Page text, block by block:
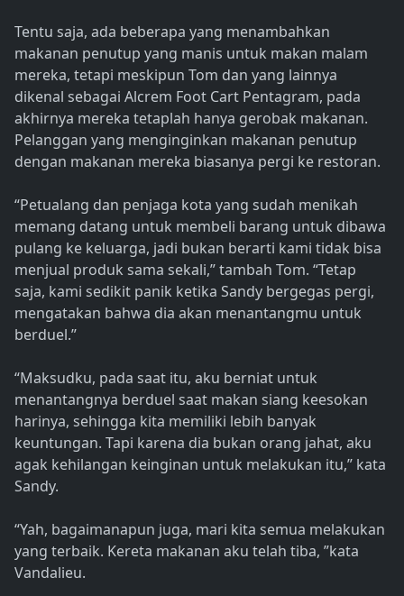
Tentu saja, ada beberapa yang menambahkan
makanan penutup yang manis untuk makan malam
mereka, tetapi meskipun Tom dan yang lainnya
dikenal sebagai Alcrem Foot Cart Pentagram, pada
akhirnya mereka tetaplah hanya gerobak makanan.
Pelanggan yang menginginkan makanan penutup
dengan makanan mereka biasanya pergi ke restoran.
“Petualang dan penjaga kota yang sudah menikah
memang datang untuk membeli barang untuk dibawa
pulang ke keluarga, jadi bukan berarti kami tidak bisa
menjual produk sama sekali,” tambah Tom. “Tetap
saja, kami sedikit panik ketika Sandy bergegas pergi,
mengatakan bahwa dia akan menantangmu untuk
berduel.”
“Maksudku, pada saat itu, aku berniat untuk
menantangnya berduel saat makan siang keesokan
harinya, sehingga kita memiliki lebih banyak
keuntungan. Tapi karena dia bukan orang jahat, aku
agak kehilangan keinginan untuk melakukan itu,” kata
Sandy.
“Yah, bagaimanapun juga, mari kita semua melakukan
yang terbaik. Kereta makanan aku telah tiba, ”kata
Vandalieu.